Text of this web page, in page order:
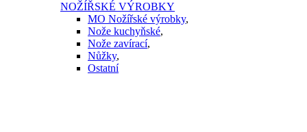
NOŽÍŘSKÉ VÝROBKY
MO Nožířské výrobky,
Nože kuchyňské,
Nože zavírací,
Nůžky,
Ostatní